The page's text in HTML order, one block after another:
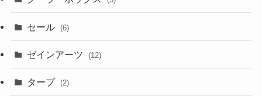
セール (6)
ゼインアーツ (12)
タープ (2)